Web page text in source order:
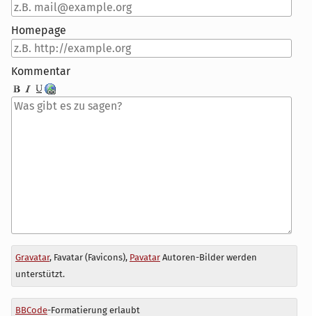
Homepage
Kommentar
Antwort
zu
Gravatar, Favatar (Favicons), PavatarAutoren-Bilder werden
unterstützt.
BBCode-Formatierung erlaubt